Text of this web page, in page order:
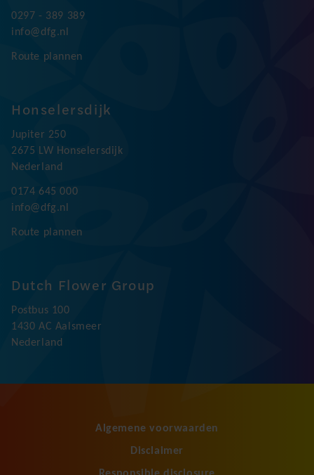
0297 - 389 389
info@dfg.nl
Route plannen
Honselersdijk
Jupiter 250
2675 LW Honselersdijk
Nederland
0174 645 000
info@dfg.nl
Route plannen
Dutch Flower Group
Postbus 100
1430 AC Aalsmeer
Nederland
Algemene voorwaarden
Disclaimer